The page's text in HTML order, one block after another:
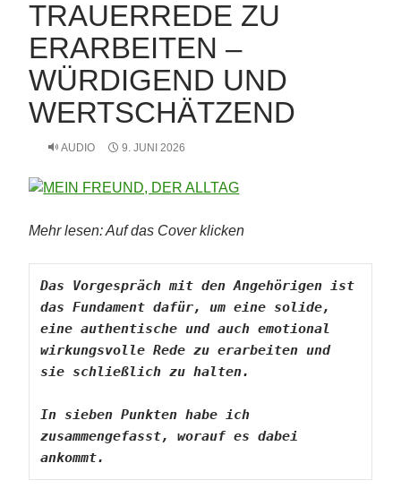
TRAUERREDE ZU
ERARBEITEN –
WÜRDIGEND UND
WERTSCHÄTZEND
AUDIO 9. JUNI 2026
Mehr lesen: Auf das Cover klicken
Das Vorgespräch mit den Angehörigen ist
das Fundament dafür, um eine solide,
eine authentische und auch emotional
wirkungsvolle Rede zu erarbeiten und
sie schließlich zu halten.
In sieben Punkten habe ich
zusammengefasst, worauf es dabei
ankommt.